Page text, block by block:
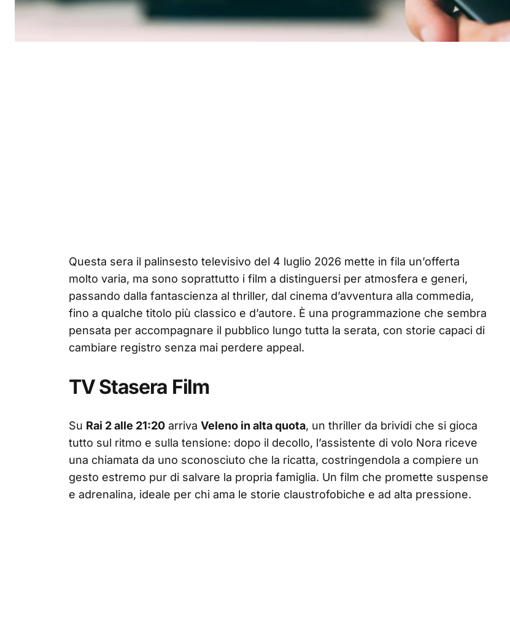
Questa sera il palinsesto televisivo del 4 luglio 2026 mette in fila un’offerta
molto varia, ma sono soprattutto i film a distinguersi per atmosfera e generi,
passando dalla fantascienza al thriller, dal cinema d’avventura alla commedia,
fino a qualche titolo più classico e d’autore. È una programmazione che sembra
pensata per accompagnare il pubblico lungo tutta la serata, con storie capaci di
cambiare registro senza mai perdere appeal.
TV Stasera Film
Su Rai 2 alle 21:20 arriva Veleno in alta quota, un thriller da brividi che si gioca
tutto sul ritmo e sulla tensione: dopo il decollo, l’assistente di volo Nora riceve
una chiamata da uno sconosciuto che la ricatta, costringendola a compiere un
gesto estremo pur di salvare la propria famiglia. Un film che promette suspense
e adrenalina, ideale per chi ama le storie claustrofobiche e ad alta pressione.